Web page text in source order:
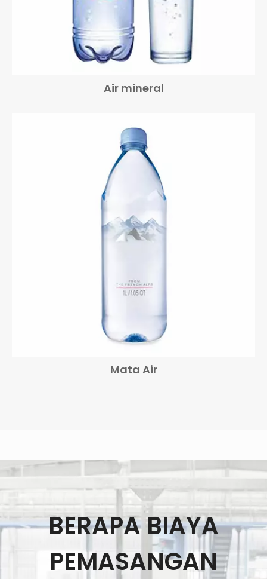
Air mineral
Mata Air
BERAPA BIAYA
PEMASANGAN